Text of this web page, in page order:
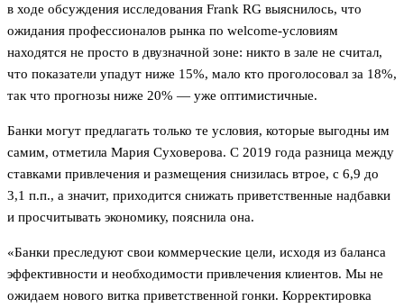
в ходе обсуждения исследования Frank RG выяснилось, что
ожидания профессионалов рынка по welcome-условиям
находятся не просто в двузначной зоне: никто в зале не считал,
что показатели упадут ниже 15%, мало кто проголосовал за 18%,
так что прогнозы ниже 20% — уже оптимистичные.
Банки могут предлагать только те условия, которые выгодны им
самим, отметила Мария Суховерова. С 2019 года разница между
ставками привлечения и размещения снизилась втрое, с 6,9 до
3,1 п.п., а значит, приходится снижать приветственные надбавки
и просчитывать экономику, пояснила она.
«Банки преследуют свои коммерческие цели, исходя из баланса
эффективности и необходимости привлечения клиентов. Мы не
ожидаем нового витка приветственной гонки. Корректировка